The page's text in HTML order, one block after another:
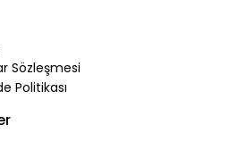
Sözleşmesi
Politikası